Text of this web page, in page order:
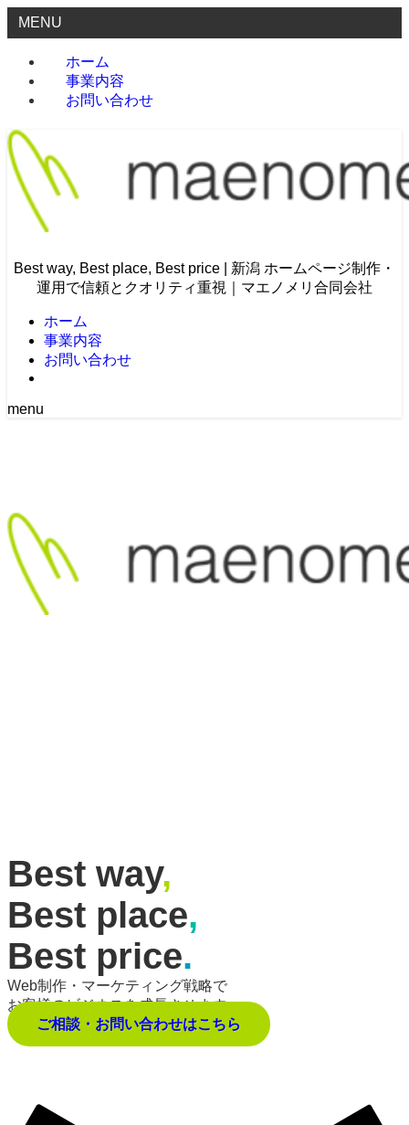
MENU
ホーム
事業内容
お問い合わせ
Best way, Best place, Best price | 新潟 ホームページ制作・
運用で信頼とクオリティ重視｜マエノメリ合同会社
ホーム
事業内容
お問い合わせ
menu
Best way,
Best place,
Best price.
Web制作・マーケティング戦略で
お客様のビジネスを成長させます。
ご相談・お問い合わせはこちら